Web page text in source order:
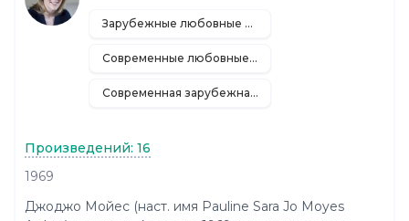
Зарубежные любовные романы
Современные любовные романы
Современная зарубежная литература
Произведений: 16
1969
Джоджо Мойес (наст. имя Pauline Sara Jo Moyes